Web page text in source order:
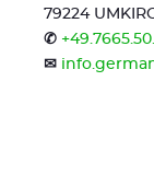
79224
✆
✉